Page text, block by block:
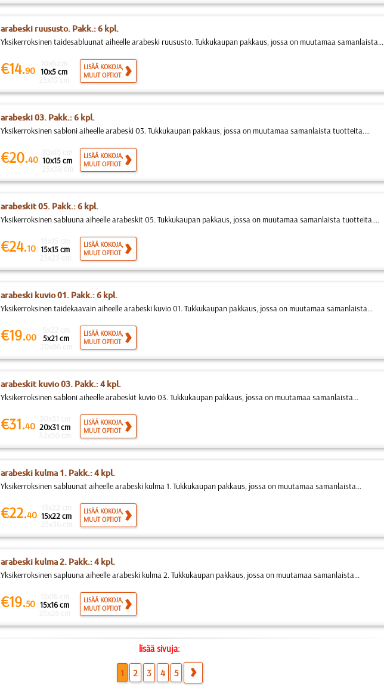
arabeski ruususto. Pakk.: 6 kpl.
Yksikerroksinen taidesabluunat aiheelle arabeski ruususto. Tukkukaupan pakkaus, jossa on muutamaa samanlaista...
€14.90 10x5 cm
LISÄÄ KOKOJA,
MUUT OPTIOT
arabeski 03. Pakk.: 6 kpl.
Yksikerroksinen sabloni aiheelle arabeski 03. Tukkukaupan pakkaus, jossa on muutamaa samanlaista tuotteita....
€20.40 10x15 cm
LISÄÄ KOKOJA,
MUUT OPTIOT
arabeskit 05. Pakk.: 6 kpl.
Yksikerroksinen sabluuna aiheelle arabeskit 05. Tukkukaupan pakkaus, jossa on muutamaa samanlaista tuotteita....
€24.10 15x15 cm
LISÄÄ KOKOJA,
MUUT OPTIOT
arabeski kuvio 01. Pakk.: 6 kpl.
Yksikerroksinen taidekaavain aiheelle arabeski kuvio 01. Tukkukaupan pakkaus, jossa on muutamaa samanlaista...
€19.00 5x21 cm
LISÄÄ KOKOJA,
MUUT OPTIOT
arabeskit kuvio 03. Pakk.: 4 kpl.
Yksikerroksinen sabloni aiheelle arabeskit kuvio 03. Tukkukaupan pakkaus, jossa on muutamaa samanlaista...
€31.40 20x31 cm
LISÄÄ KOKOJA,
MUUT OPTIOT
arabeski kulma 1. Pakk.: 4 kpl.
Yksikerroksinen sabluunat aiheelle arabeski kulma 1. Tukkukaupan pakkaus, jossa on muutamaa samanlaista...
€22.40 15x22 cm
LISÄÄ KOKOJA,
MUUT OPTIOT
arabeski kulma 2. Pakk.: 4 kpl.
Yksikerroksinen sapluuna aiheelle arabeski kulma 2. Tukkukaupan pakkaus, jossa on muutamaa samanlaista...
€19.50 15x16 cm
LISÄÄ KOKOJA,
MUUT OPTIOT
lisää sivuja:
1 2 3 4 5